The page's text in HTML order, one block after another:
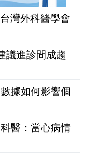
灣外科醫學會
議進診間成趨
據如何影響個
醫：當心病情